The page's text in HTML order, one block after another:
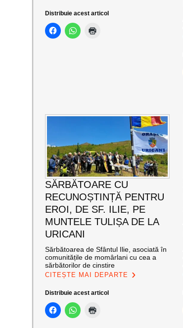
Distribuie acest articol
SĂRBĂTOARE CU
RECUNOȘTINȚĂ PENTRU
EROI, DE SF. ILIE, PE
MUNTELE TULIȘA DE LA
URICANI
Sărbătoarea de Sfântul Ilie, asociată în
comunitățile de momârlani cu cea a
sărbătorilor de cinstire
CITEȘTE MAI DEPARTE
Distribuie acest articol